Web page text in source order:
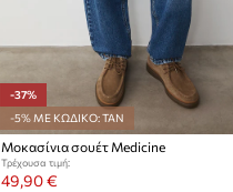
-37%
-5% ΜΕ ΚΩΔΙΚΟ: TAN
Μοκασίνια σουέτ Medicine
Τρέχουσα τιμή:
49,90 €